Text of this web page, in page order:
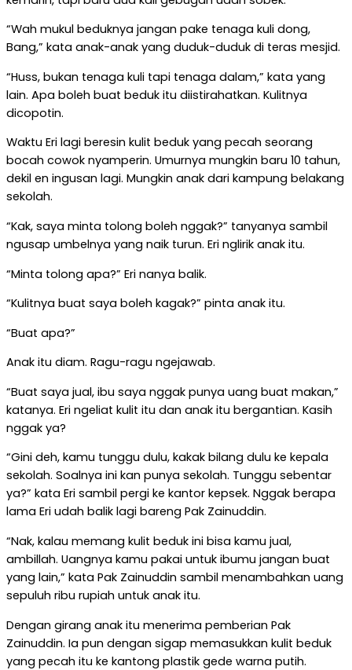
“Wah mukul beduknya jangan pake tenaga kuli dong,
Bang,” kata anak-anak yang duduk-duduk di teras mesjid.
“Huss, bukan tenaga kuli tapi tenaga dalam,” kata yang
lain. Apa boleh buat beduk itu diistirahatkan. Kulitnya
dicopotin.
Waktu Eri lagi beresin kulit beduk yang pecah seorang
bocah cowok nyamperin. Umurnya mungkin baru 10 tahun,
dekil en ingusan lagi. Mungkin anak dari kampung belakang
sekolah.
“Kak, saya minta tolong boleh nggak?” tanyanya sambil
ngusap umbelnya yang naik turun. Eri nglirik anak itu.
“Minta tolong apa?” Eri nanya balik.
“Kulitnya buat saya boleh kagak?” pinta anak itu.
“Buat apa?”
Anak itu diam. Ragu-ragu ngejawab.
“Buat saya jual, ibu saya nggak punya uang buat makan,”
katanya. Eri ngeliat kulit itu dan anak itu bergantian. Kasih
nggak ya?
“Gini deh, kamu tunggu dulu, kakak bilang dulu ke kepala
sekolah. Soalnya ini kan punya sekolah. Tunggu sebentar
ya?” kata Eri sambil pergi ke kantor kepsek. Nggak berapa
lama Eri udah balik lagi bareng Pak Zainuddin.
“Nak, kalau memang kulit beduk ini bisa kamu jual,
ambillah. Uangnya kamu pakai untuk ibumu jangan buat
yang lain,” kata Pak Zainuddin sambil menambahkan uang
sepuluh ribu rupiah untuk anak itu.
Dengan girang anak itu menerima pemberian Pak
Zainuddin. Ia pun dengan sigap memasukkan kulit beduk
yang pecah itu ke kantong plastik gede warna putih.